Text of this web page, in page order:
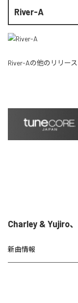
River-A
River-Aの他のリリース
Charley & Yujiro
新曲情報